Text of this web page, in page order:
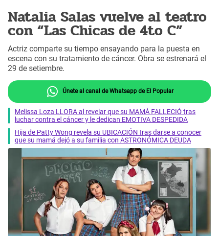
Natalia Salas vuelve al teatro
con “Las Chicas de 4to C”
Actriz comparte su tiempo ensayando para la puesta en
escena con su tratamiento de cáncer. Obra se estrenará el
29 de setiembre.
Únete al canal de Whatsapp de El Popular
Melissa Loza LLORA al revelar que su MAMÁ FALLECIÓ tras
luchar contra el cáncer y le dedican EMOTIVA DESPEDIDA
Hija de Patty Wong revela su UBICACIÓN tras darse a conocer
que su mamá dejó a su familia con ASTRONÓMICA DEUDA